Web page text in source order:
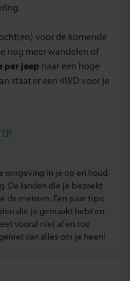
voor de komende
nog meer wandelen of
per jeep naar een hoge
staat er een 4WD voor je
omgeving in je op en houd
De landen die je bezoekt
de mensen. Een paar tips:
die je gemaakt hebt en
vooral niet af en toe
van alles om je heen!